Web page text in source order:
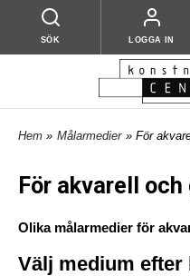
SÖK LOGGA IN
Hem » Målarmedier » För
För akvarell och
Olika målarmedier för
Välj medium efter